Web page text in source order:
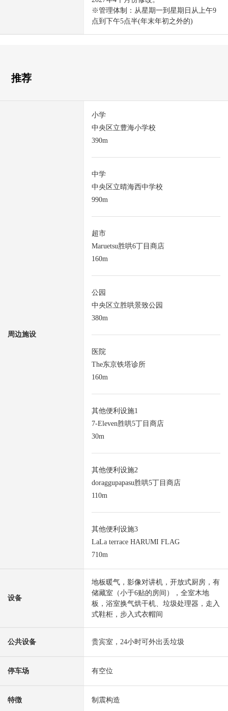
※管理体制：从星期一到星期日从上午9
点到下午5点半(年末年初之外的)
推荐
周边施设
小学
中央区立豊海小学校
390m
中学
中央区立晴海西中学校
990m
超市
Maruetsu胜哄6丁目商店
160m
公园
中央区立胜哄景致公园
380m
医院
The东京铁塔诊所
160m
其他便利设施1
7-Eleven胜哄5丁目商店
30m
其他便利设施2
doraggupapasu胜哄5丁目商店
110m
其他便利设施3
LaLa terrace HARUMI FLAG
710m
设备
地板暖气，影像对讲机，开放式厨房，有
储藏室（小于6贴的房间），全室木地
板，浴室换气烘干机、垃圾处理器，走入
式鞋柜，步入式衣帽间
公共设备 贵宾室，24小时可外出丢垃圾
停车场 有空位
特徴 制震构造